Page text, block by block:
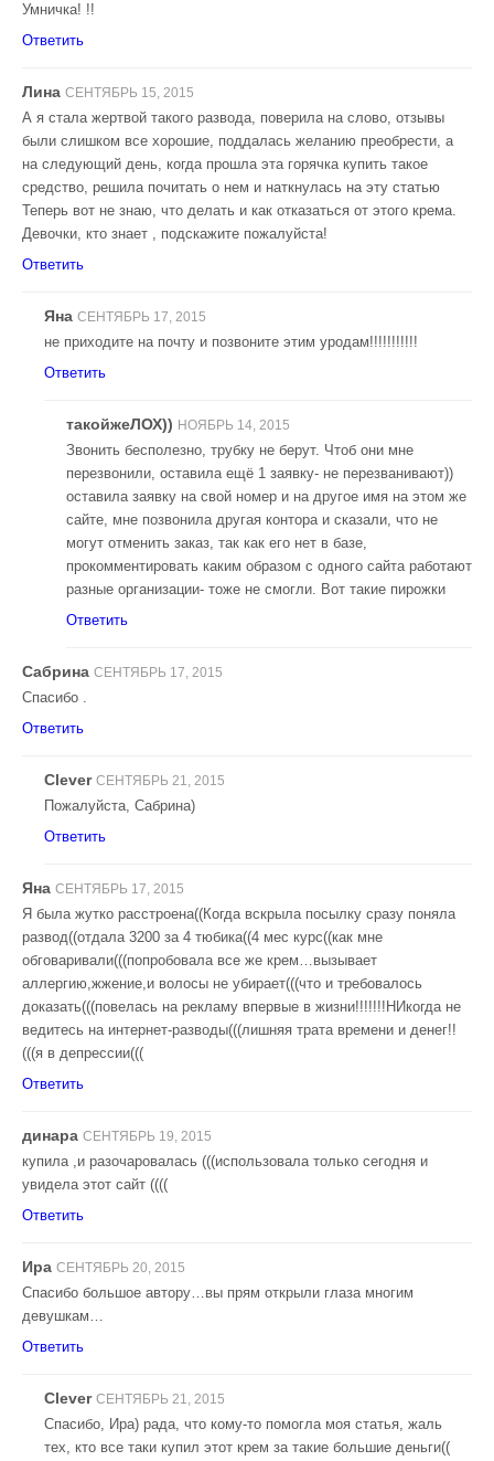
Умничка! !!
Ответить
Лина СЕНТЯБРЬ 15, 2015
А я стала жертвой такого развода, поверила на слово, отзывы
были слишком все хорошие, поддалась желанию преобрести, а
на следующий день, когда прошла эта горячка купить такое
средство, решила почитать о нем и наткнулась на эту статью
Теперь вот не знаю, что делать и как отказаться от этого крема.
Девочки, кто знает , подскажите пожалуйста!
Ответить
Яна СЕНТЯБРЬ 17, 2015
не приходите на почту и позвоните этим уродам!!!!!!!!!!!
Ответить
такойжеЛОХ)) НОЯБРЬ 14, 2015
Звонить бесполезно, трубку не берут. Чтоб они мне
перезвонили, оставила ещё 1 заявку- не перезванивают))
оставила заявку на свой номер и на другое имя на этом же
сайте, мне позвонила другая контора и сказали, что не
могут отменить заказ, так как его нет в базе,
прокомментировать каким образом с одного сайта работают
разные организации- тоже не смогли. Вот такие пирожки
Ответить
Сабрина СЕНТЯБРЬ 17, 2015
Спасибо .
Ответить
Clever СЕНТЯБРЬ 21, 2015
Пожалуйста, Сабрина)
Ответить
Яна СЕНТЯБРЬ 17, 2015
Я была жутко расстроена((Когда вскрыла посылку сразу поняла
развод((отдала 3200 за 4 тюбика((4 мес курс((как мне
обговаривали(((попробовала все же крем…вызывает
аллергию,жжение,и волосы не убирает(((что и требовалось
доказать(((повелась на рекламу впервые в жизни!!!!!!!НИкогда не
ведитесь на интернет-разводы(((лишняя трата времени и денег!!
(((я в депрессии(((
Ответить
динара СЕНТЯБРЬ 19, 2015
купила ,и разочаровалась (((использовала только сегодня и
увидела этот сайт ((((
Ответить
Ира СЕНТЯБРЬ 20, 2015
Спасибо большое автору…вы прям открыли глаза многим
девушкам…
Ответить
Clever СЕНТЯБРЬ 21, 2015
Спасибо, Ира) рада, что кому-то помогла моя статья, жаль
тех, кто все таки купил этот крем за такие большие деньги((